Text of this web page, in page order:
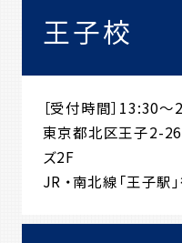
王子校
［受付時間］13:30
東京都北区王子2-
ズ2F
JR ・南北線「王子駅